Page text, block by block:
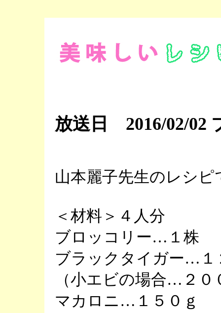
放送日 2016/02/02
山本麗子先生のレシピ
＜材料＞４人分
ブロッコリー…１株
ブラックタイガー…１
（小エビの場合…２０
マカロニ…１５０ｇ